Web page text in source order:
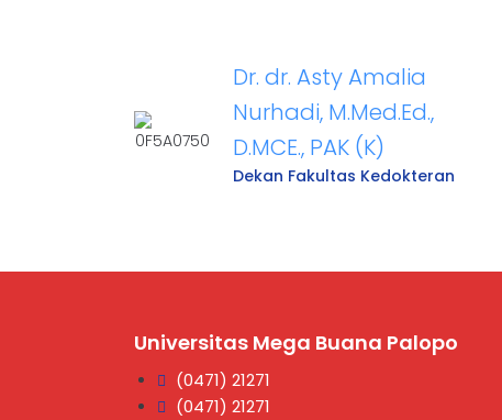
Dr. dr. Asty Amalia
Nurhadi, M.Med.Ed.,
D.MCE., PAK (K)
Dekan Fakultas Kedokteran
Universitas Mega Buana Palopo
(0471) 21271
(0471) 21271